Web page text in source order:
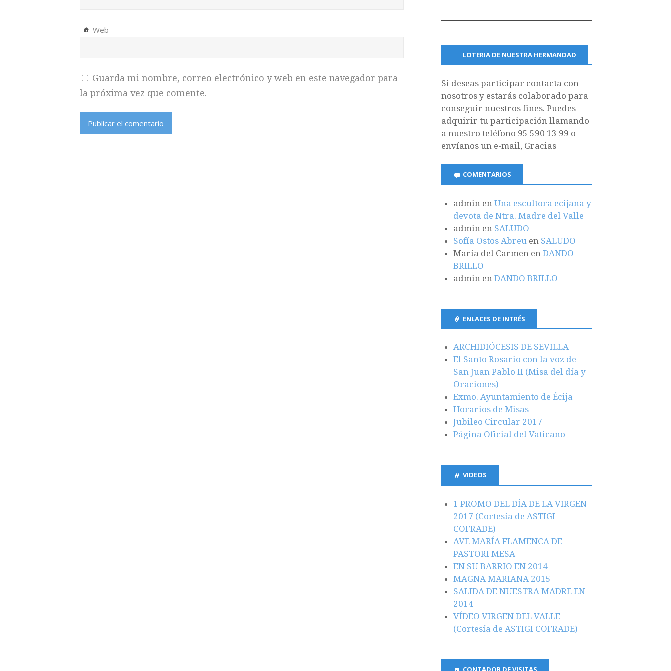
Web
Guarda mi nombre, correo electrónico y web en este navegador para
la próxima vez que comente.
LOTERIA DE NUESTRA HERMANDAD
Si deseas participar contacta con
nosotros y estarás colaborado para
conseguir nuestros fines. Puedes
adquirir tu participación llamando
a nuestro teléfono 95 590 13 99 o
envíanos un e-mail, Gracias
COMENTARIOS
admin enUna escultora ecijana y
devota de Ntra. Madre del Valle
admin en SALUDO
Sofía Ostos Abreu en SALUDO
María del Carmen enDANDO
BRILLO
admin enDANDO BRILLO
ENLACES DE INTRÉS
ARCHIDIÓCESIS DE SEVILLA
El Santo Rosario con la voz de
San Juan Pablo II (Misa del día y
Oraciones)
Exmo. Ayuntamiento de Écija
Horarios de Misas
Jubileo Circular 2017
Página Oficial del Vaticano
VIDEOS
1 PROMO DEL DÍA DE LA VIRGEN
2017 (Cortesía de ASTIGI
COFRADE)
AVE MARÍA FLAMENCA DE
PASTORI MESA
EN SU BARRIO EN 2014
MAGNA MARIANA 2015
SALIDA DE NUESTRA MADRE EN
2014
VÍDEO VIRGEN DEL VALLE
(Cortesía de ASTIGI COFRADE)
CONTADOR DE VISITAS